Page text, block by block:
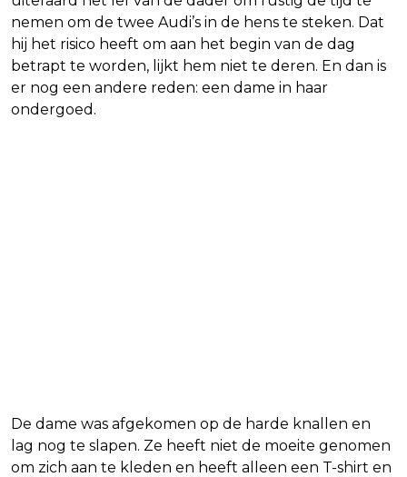
nemen om de twee Audi’s in de hens te steken. Dat
hij het risico heeft om aan het begin van de dag
betrapt te worden, lijkt hem niet te deren. En dan is
er nog een andere reden: een dame in haar
ondergoed.
De dame was afgekomen op de harde knallen en
lag nog te slapen. Ze heeft niet de moeite genomen
om zich aan te kleden en heeft alleen een T-shirt en